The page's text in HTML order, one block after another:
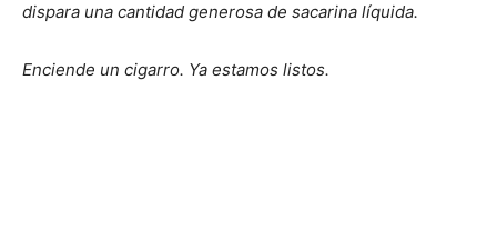
dispara una cantidad generosa de sacarina líquida.
Enciende un cigarro. Ya estamos listos.